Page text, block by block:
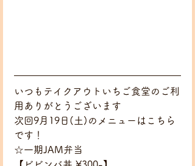
いつもテイクアウトいちご食堂のご利
用ありがとうございます
次回9月19日(土)のメニューはこちら
です！
☆一期JAM弁当